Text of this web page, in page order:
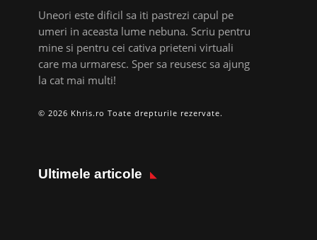
Uneori este dificil sa iti pastrezi capul pe
umeri in aceasta lume nebuna. Scriu pentru
mine si pentru cei cativa prieteni virtuali
care ma urmaresc. Sper sa reusesc sa ajung
la cat mai multi!
© 2026 Khris.ro Toate drepturile rezervate.
Ultimele articole